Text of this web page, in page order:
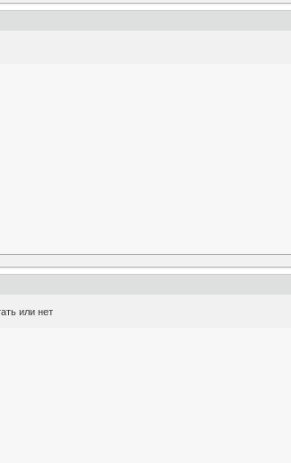
или нет